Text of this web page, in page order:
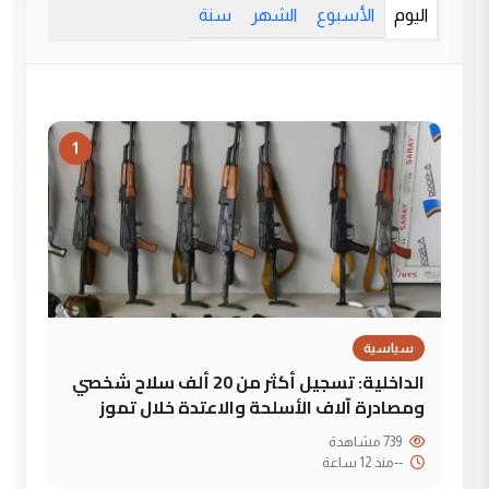
اليوم الأسبوع الشهر سنة
1
سياسية
الداخلية: تسجيل أكثر من 20 ألف سلاح شخصي
ومصادرة آلاف الأسلحة والاعتدة خلال تموز
--منذ 12 ساعة